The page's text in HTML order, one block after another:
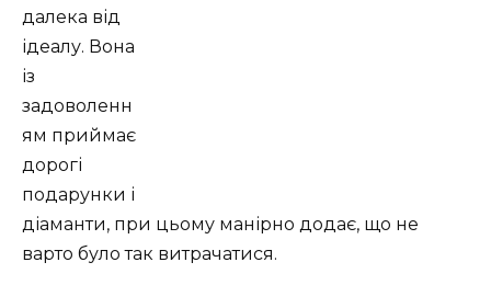
далека від
ідеалу. Вона
із
задоволенн
ям приймає
дорогі
подарунки і
діаманти, при цьому манірно додає, що не
варто було так витрачатися.